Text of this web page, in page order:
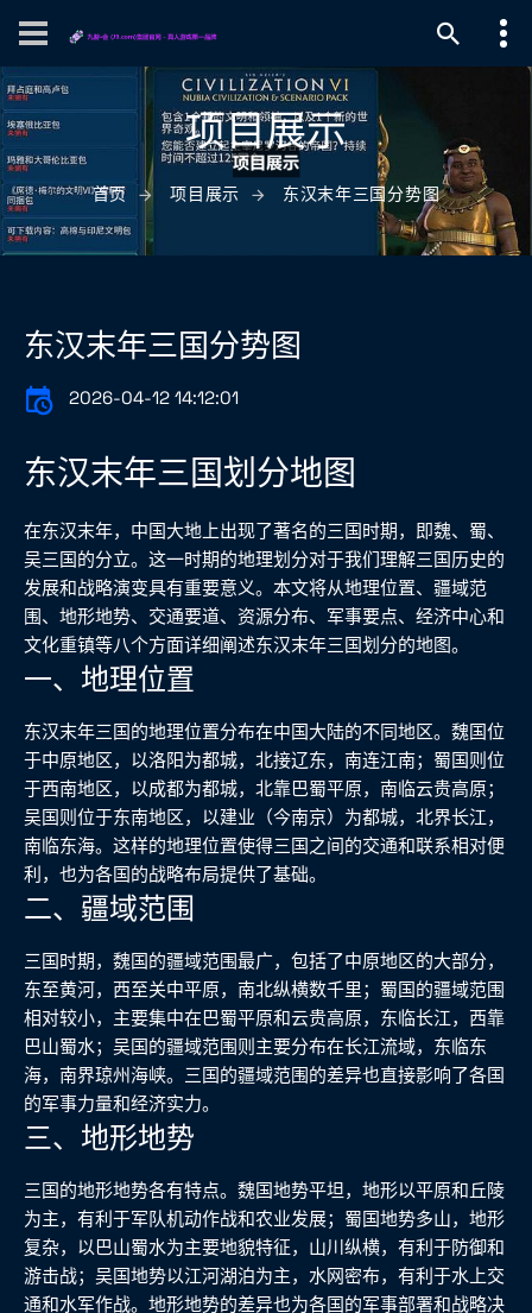
项目展示
首页 项目展示 东汉末年三国分势图
东汉末年三国分势图
2026-04-12 14:12:01
东汉末年三国划分地图
在东汉末年，中国大地上出现了著名的三国时期，即魏、蜀、
吴三国的分立。这一时期的地理划分对于我们理解三国历史的
发展和战略演变具有重要意义。本文将从地理位置、疆域范
围、地形地势、交通要道、资源分布、军事要点、经济中心和
文化重镇等八个方面详细阐述东汉末年三国划分的地图。
一、地理位置
东汉末年三国的地理位置分布在中国大陆的不同地区。魏国位
于中原地区，以洛阳为都城，北接辽东，南连江南；蜀国则位
于西南地区，以成都为都城，北靠巴蜀平原，南临云贵高原；
吴国则位于东南地区，以建业（今南京）为都城，北界长江，
南临东海。这样的地理位置使得三国之间的交通和联系相对便
利，也为各国的战略布局提供了基础。
二、疆域范围
三国时期，魏国的疆域范围最广，包括了中原地区的大部分，
东至黄河，西至关中平原，南北纵横数千里；蜀国的疆域范围
相对较小，主要集中在巴蜀平原和云贵高原，东临长江，西靠
巴山蜀水；吴国的疆域范围则主要分布在长江流域，东临东
海，南界琼州海峡。三国的疆域范围的差异也直接影响了各国
的军事力量和经济实力。
三、地形地势
三国的地形地势各有特点。魏国地势平坦，地形以平原和丘陵
为主，有利于军队机动作战和农业发展；蜀国地势多山，地形
复杂，以巴山蜀水为主要地貌特征，山川纵横，有利于防御和
游击战；吴国地势以江河湖泊为主，水网密布，有利于水上交
通和水军作战。地形地势的差异也为各国的军事部署和战略决